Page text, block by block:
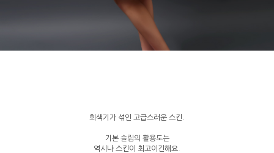
회색기가 섞인 고급스러운 스킨.
기본 슬립의 활용도는
역시나 스킨이 최고이긴해요.